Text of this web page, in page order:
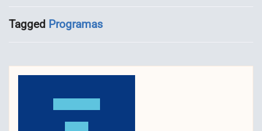
Tagged Programas